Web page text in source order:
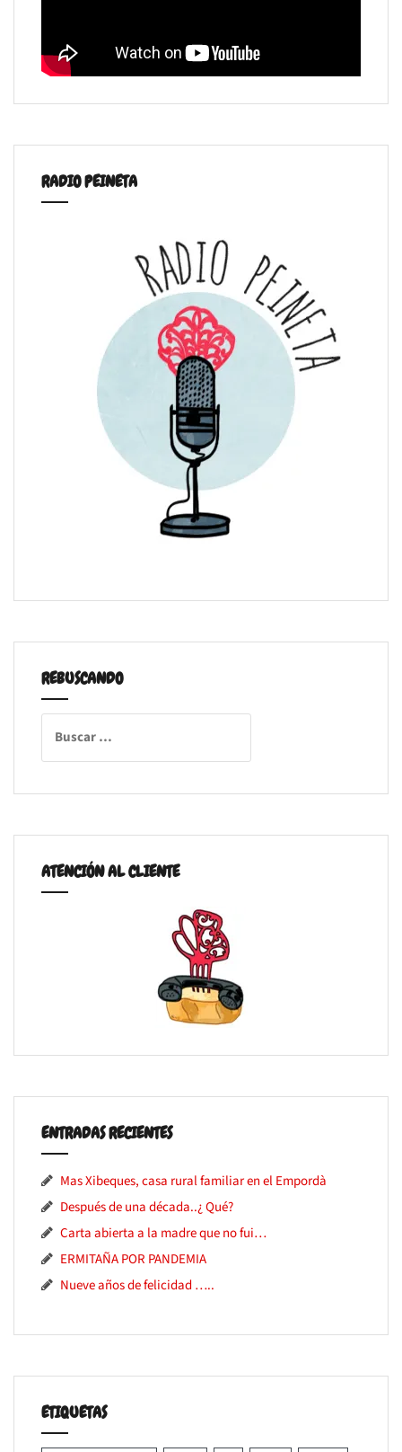
RADIO PEINETA
REBUSCANDO
ATENCIÓN AL CLIENTE
ENTRADAS RECIENTES
Mas Xibeques, casa rural familiar en el Empordà
Después de una década..¿ Qué?
Carta abierta a la madre que no fui…
ERMITAÑA POR PANDEMIA
Nueve años de felicidad …..
ETIQUETAS